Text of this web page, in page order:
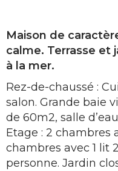
Maison de
calme. Terrasse et
à la mer.
Rez-de-chaussé :
salon. Grande baie
de 60m2, salle
Etage : 2 chambres
chambres avec 1 lit
personne. Jardin